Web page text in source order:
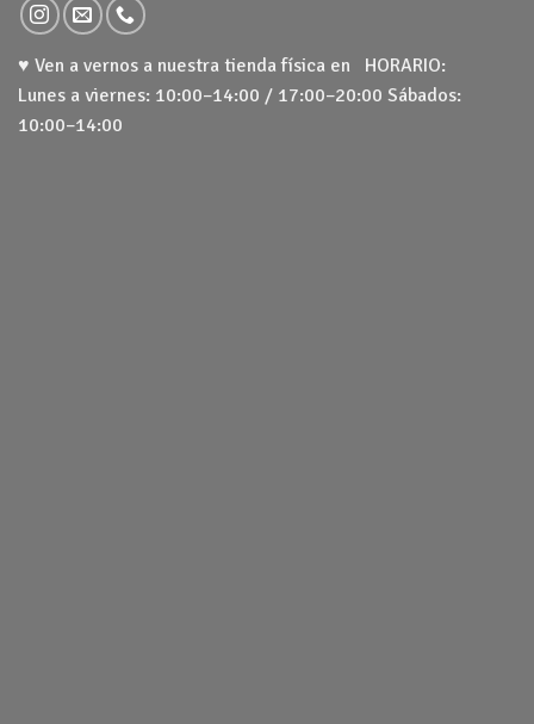
♥ Ven a vernos a nuestra tienda física en HORARIO:
Lunes a viernes: 10:00–14:00 / 17:00–20:00 Sábados:
10:00–14:00